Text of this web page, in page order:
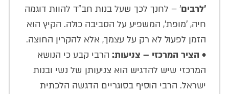
'לרבים' – לחנך לכך שעל בנות חב"ד להוות דוגמה
חיה, 'מופת', המשפיע על הסביבה כולה. הקיץ הוא
הזמן לפעול לא רק על עצמך, אלא להקרין החוצה.
• הציר המרכזי – צניעות: הרבי קבע כי הנושא
המרכזי שיש להדגיש הוא צניעותן של נשי ובנות
ישראל. הרבי הוסיף בסוגריים הדגשה הלכתית